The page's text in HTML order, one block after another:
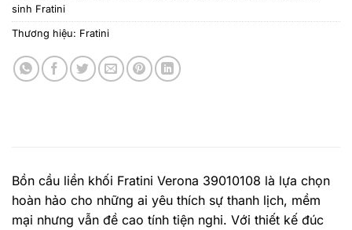
sinh Fratini
Thương hiệu: Fratini
Bồn cầu liền khối Fratini Verona 39010108 là lựa chọn
hoàn hảo cho những ai yêu thích sự thanh lịch, mềm
mại nhưng vẫn đề cao tính tiện nghi. Với thiết kế đúc